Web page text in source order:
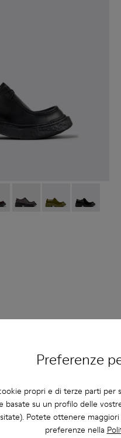
Preferenze
propri e di terze parti per
basate su un profilo delle
Potete ottenere
preferenze nella
003
- A500002-001
011 - Scarpe stringate in
A500019-012
- A500019-007
TORNADO - A500019-005
TORNADO -TORNADO
a Stringate